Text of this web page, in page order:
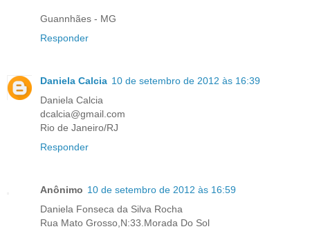
Guannhães - MG
Responder
Daniela Calcia 10 de setembro de 2012 às 16:39
Daniela Calcia
dcalcia@gmail.com
Rio de Janeiro/RJ
Responder
Anônimo 10 de setembro de 2012 às 16:59
Daniela Fonseca da Silva Rocha
Rua Mato Grosso,N:33.Morada Do Sol